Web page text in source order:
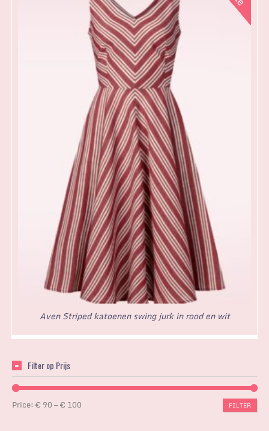
Aven Striped katoenen swing jurk in rood en wit
Filter op Prijs
FILTER
Price:€ 90—€ 100